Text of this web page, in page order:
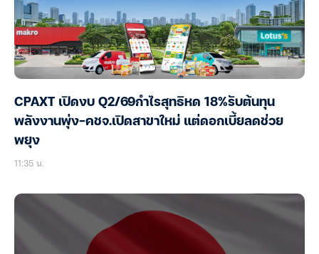
CPAXT เปิดงบ Q2/69กำไรสุทธิหด 18%รับต้นทุน
พลังงานพุ่ง-คชจ.เปิดสาขาใหม่ แต่ดอกเบี้ยลดช่วย
พยุง
11:35 น.